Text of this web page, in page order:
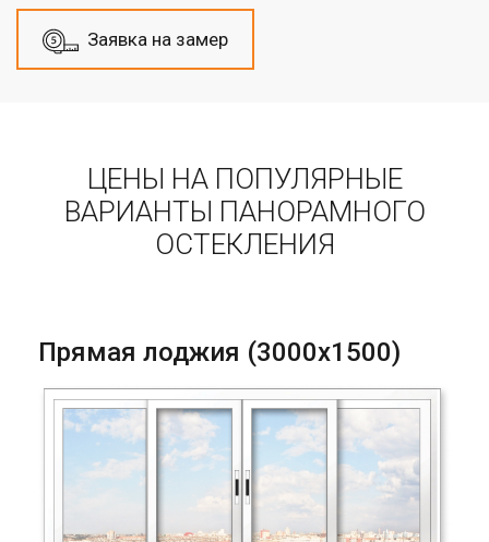
Заявка на замер
ЦЕНЫ НА ПОПУЛЯРНЫЕ
ВАРИАНТЫ ПАНОРАМНОГО
ОСТЕКЛЕНИЯ
Прямая лоджия (3000х1500)